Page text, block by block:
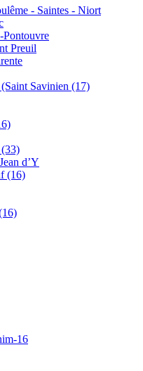
- Saintes - Niort
Preuil
Savinien (17)
d’Y
(16)
16